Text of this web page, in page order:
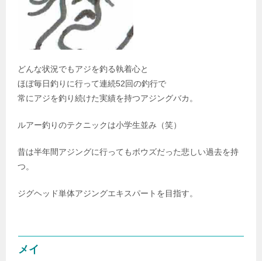
どんな状況でもアジを釣る執着心と
ほぼ毎日釣りに行って連続52回の釣行で
常にアジを釣り続けた実績を持つアジングバカ。
ルアー釣りのテクニックは小学生並み（笑）
昔は半年間アジングに行ってもボウズだった悲しい過去を持
つ。
ジグヘッド単体アジングエキスパートを目指す。
メイ